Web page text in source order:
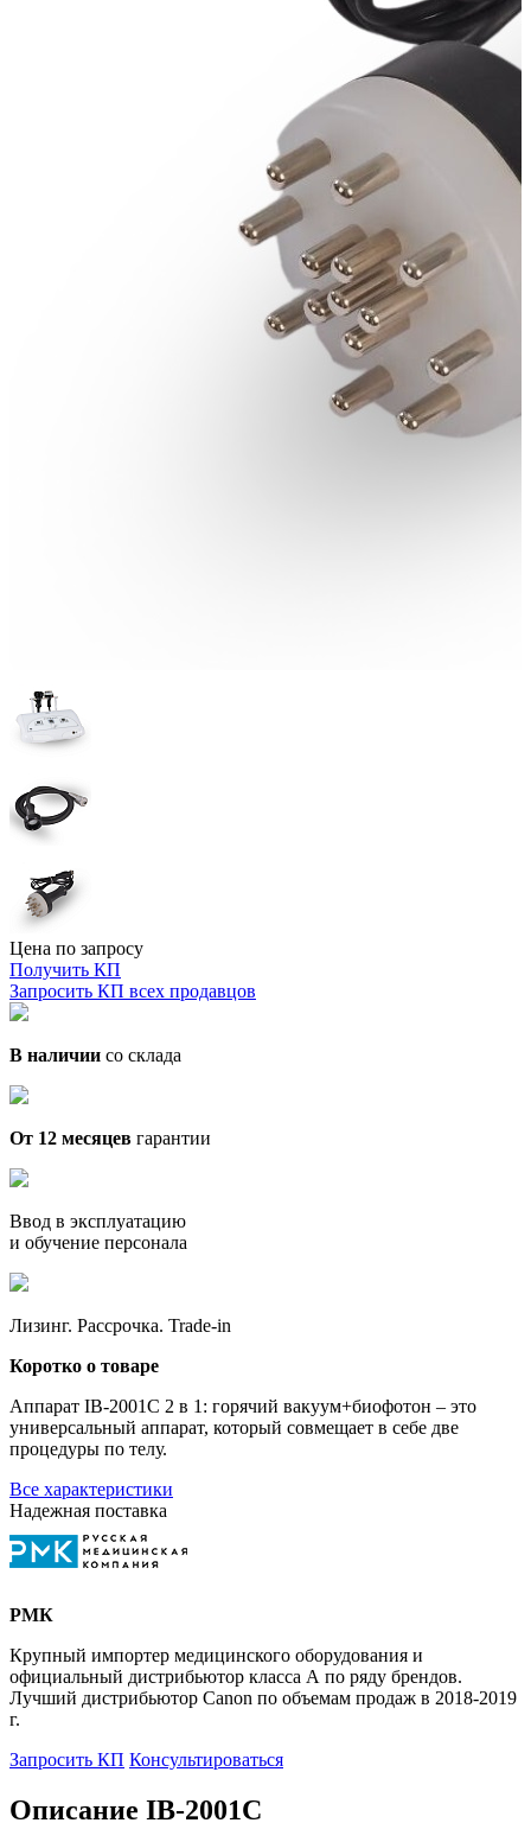
Цена по запросу
Получить КП
Запросить КП всех продавцов
В наличии со склада
От 12 месяцев гарантии
Ввод в эксплуатацию
и обучение персонала
Лизинг. Рассрочка. Trade-in
Коротко о товаре
Аппарат IB-2001C 2 в 1: горячий вакуум+биофотон – это
универсальный аппарат, который совмещает в себе две
процедуры по телу.
Все характеристики
Надежная поставка
РМК
Крупный импортер медицинского оборудования и
официальный дистрибьютор класса А по ряду брендов.
Лучший дистрибьютор Canon по объемам продаж в 2018-2019
г.
Запросить КП Консультироваться
Описание IB-2001C